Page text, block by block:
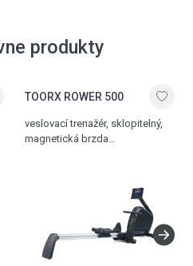
produkty
TOORX ROWER 500
veslovací trenažér, sklopitelný,
magnetická brzda
setrvačník, nosnost 130 kg